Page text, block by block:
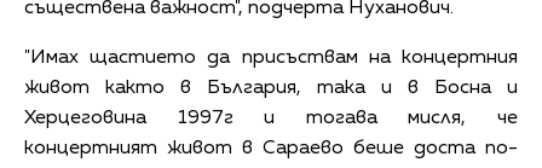
съществена важност", подчерта Нуханович.
"Имах щастието да присъствам на концертния
живот както в България, така и в Босна и
Херцеговина 1997г и тогава мисля, че
концертният живот в Сараево беше доста по-